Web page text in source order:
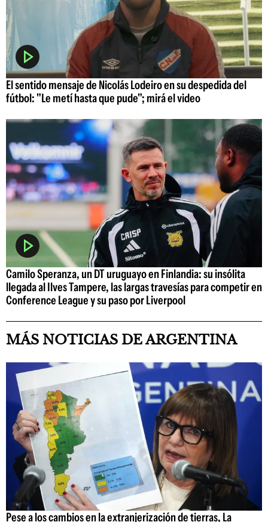
El sentido mensaje de Nicolás Lodeiro en su despedida del
fútbol: "Le metí hasta que pude"; mirá el video
Camilo Speranza, un DT uruguayo en Finlandia: su insólita
llegada al Ilves Tampere, las largas travesías para competir en
Conference League y su paso por Liverpool
MÁS NOTICIAS DE ARGENTINA
Pese a los cambios en la extranjerización de tierras, La